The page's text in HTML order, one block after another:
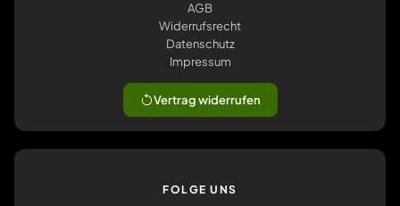
AGB
Widerrufsrecht
Datenschutz
Impressum
Vertrag widerrufen
FOLGE UNS